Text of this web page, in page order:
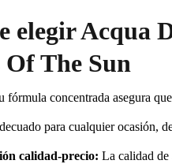
elegir Acqua
The Sun
fórmula concentrada asegura
para cualquier ocasión,
calidad-precio: La calidad de